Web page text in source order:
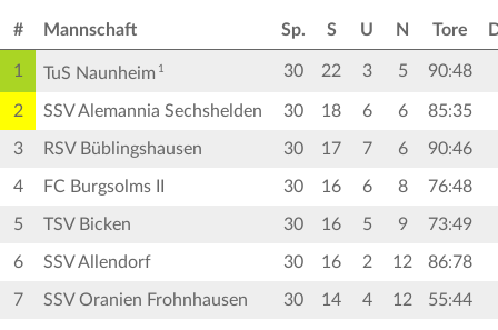
# Mannschaft Sp. S U N Tore
1 TuS Naunheim 1 30 22 3 5 90:48
2 SSV Alemannia Sechshelden 30 18 6 6 85:35
3 RSV Büblingshausen 30 17 7 6 90:46
4 FC Burgsolms II 30 16 6 8 76:48
5 TSV Bicken 30 16 5 9 73:49
6 SSV Allendorf 30 16 2 12 86:78
7 SSV Oranien Frohnhausen 30 14 4 12 55:44